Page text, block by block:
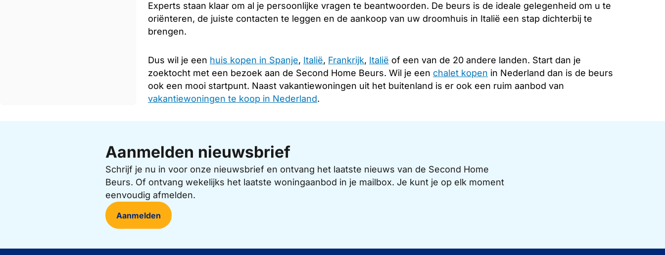
Experts staan klaar om al je persoonlijke vragen te beantwoorden. De beurs is de ideale gelegenheid om u te
oriënteren, de juiste contacten te leggen en de aankoop van uw droomhuis in Italië een stap dichterbij te
brengen.
Dus wil je een huis kopen in Spanje, Italië, Frankrijk, Italië of een van de 20 andere landen. Start dan je
zoektocht met een bezoek aan de Second Home Beurs. Wil je een chalet kopen in Nederland dan is de beurs
ook een mooi startpunt. Naast vakantiewoningen uit het buitenland is er ook een ruim aanbod van
vakantiewoningen te koop in Nederland.
Aanmelden nieuwsbrief
Schrijf je nu in voor onze nieuwsbrief en ontvang het laatste nieuws van de Second Home
Beurs. Of ontvang wekelijks het laatste woningaanbod in je mailbox. Je kunt je op elk moment
eenvoudig afmelden.
Aanmelden